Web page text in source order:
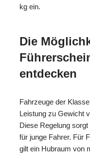
kg ein.
Die
entdecken
Fahrzeuge der
Leistung zu Gewicht
Diese Regelung
für junge Fahrer. Für
gilt ein Hubraum von